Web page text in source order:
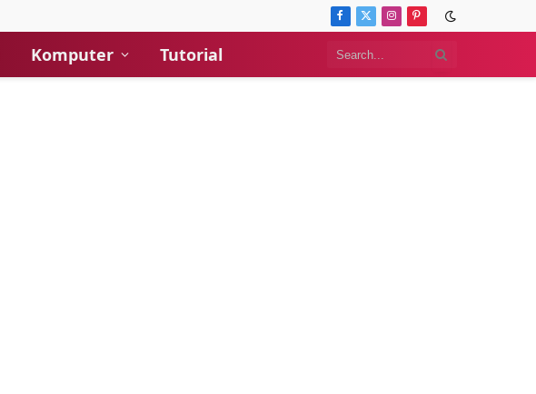
Facebook
X
Instagram
Pinterest
Komputer Tutorial